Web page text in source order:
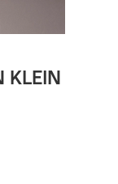
KLEIN